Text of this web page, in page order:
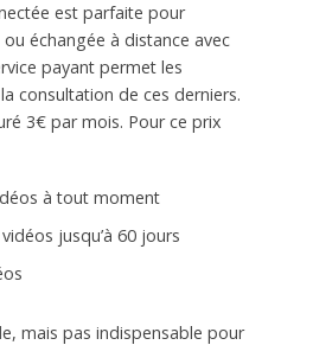
est parfaite pour
échangée à distance avec
payant permet les
consultation de ces derniers.
3€ par mois. Pour ce prix
à tout moment
jusqu’à 60 jours
mais pas indispensable pour